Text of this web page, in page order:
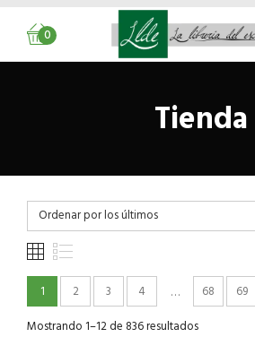
0
Tienda
Ordenar por los últimos
1 2 3 4 … 68 69
Mostrando 1–12 de 836 resultados